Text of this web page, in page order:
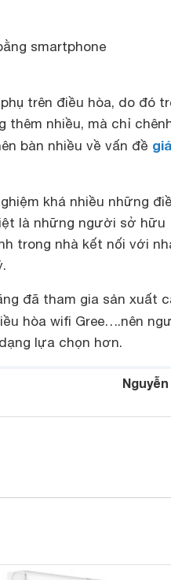
smartphone
trên điều hòa, do đó
thêm nhiều, mà chỉ
bàn nhiều về vấn đề
khá nhiều những
là những người sở hữu
trong nhà kết nối với
đã tham gia sản xuất
hòa wifi Gree….nên
lựa chọn hơn.